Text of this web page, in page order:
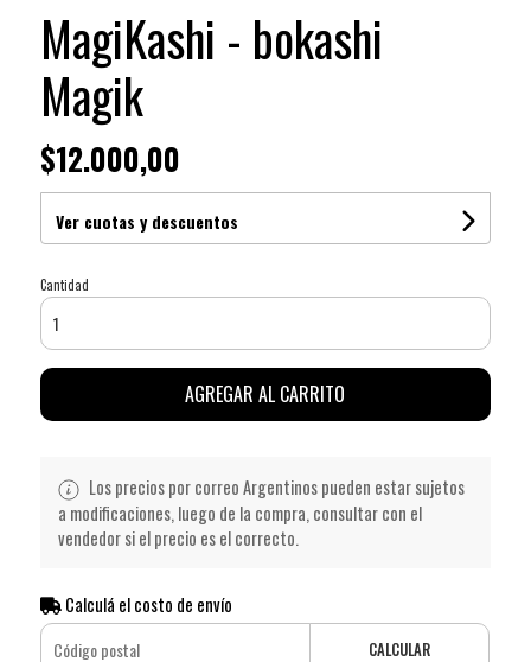
MagiKashi - bokashi
Magik
$12.000,00
Ver cuotas y descuentos
Cantidad
AGREGAR AL CARRITO
Los precios por correo Argentinos pueden estar sujetos
a modificaciones, luego de la compra, consultar con el
vendedor si el precio es el correcto.
Calculá el costo de envío
CALCULAR